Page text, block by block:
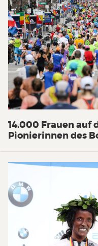
14.000 Frauen auf
Pionierinnen des